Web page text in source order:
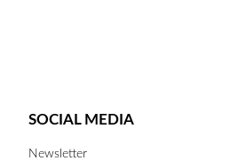
SOCIAL MEDIA
Newsletter